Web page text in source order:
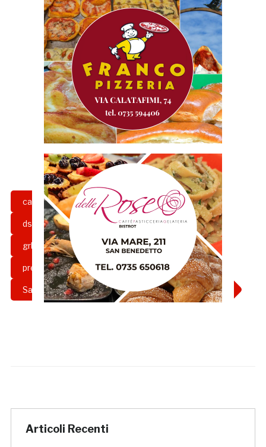
calcio d.g. direttore generale
ds franco fedeli girone b
grb intervista ottavio palladini
presidente resto del carlino
Samb sambenedettese Serie C
Articoli Recenti